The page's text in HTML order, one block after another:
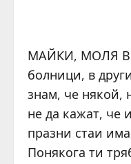
МАЙКИ, МОЛЯ
болници, в
знам, че някой,
не да кажат, че
празни стаи
Понякога ти